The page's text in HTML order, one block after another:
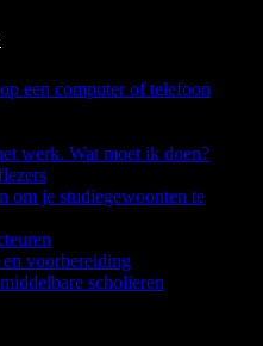
een computer of telefoon
werk. Wat moet ik doen?
om je studiegewoonten te
voorbereiding
scholieren